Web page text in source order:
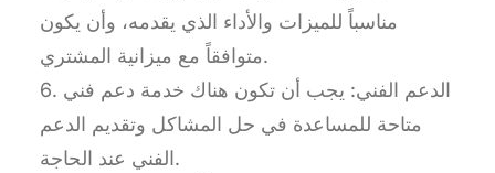
مناسباً للميزات والأداء الذي يقدمه، وأن يكون
متوافقاً مع ميزانية المشتري.
6. الدعم الفني: يجب أن تكون هناك خدمة دعم فني
متاحة للمساعدة في حل المشاكل وتقديم الدعم
الفني عند الحاجة.